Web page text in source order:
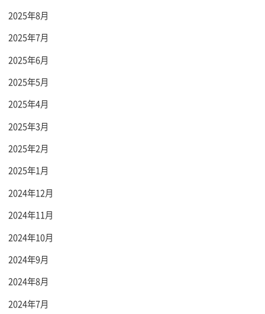
2025年8月
2025年7月
2025年6月
2025年5月
2025年4月
2025年3月
2025年2月
2025年1月
2024年12月
2024年11月
2024年10月
2024年9月
2024年8月
2024年7月